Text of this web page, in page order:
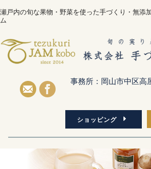
瀬戸内の旬な果物・野菜を使った手づくり・無添
ム
事務所：岡山市中区高
ショッピング
Home